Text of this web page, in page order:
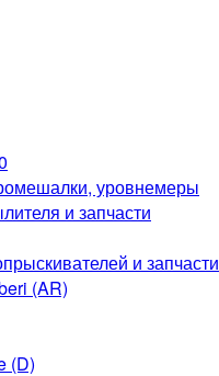
уровнемеры
и запчасти
и запчасти
(AR)
(D)